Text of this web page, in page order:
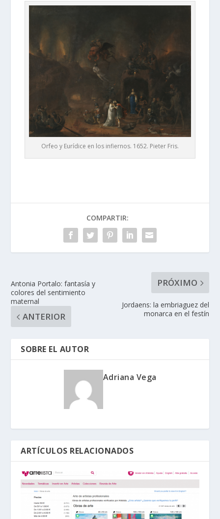
Orfeo y Eurídice en los infiernos. 1652. Pieter Fris.
COMPARTIR:
Antonia Portalo: fantasía y
colores del sentimiento
maternal
ANTERIOR
PRÓXIMO
Jordaens: la embriaguez del
monarca en el festín
SOBRE EL AUTOR
Adriana Vega
ARTÍCULOS RELACIONADOS